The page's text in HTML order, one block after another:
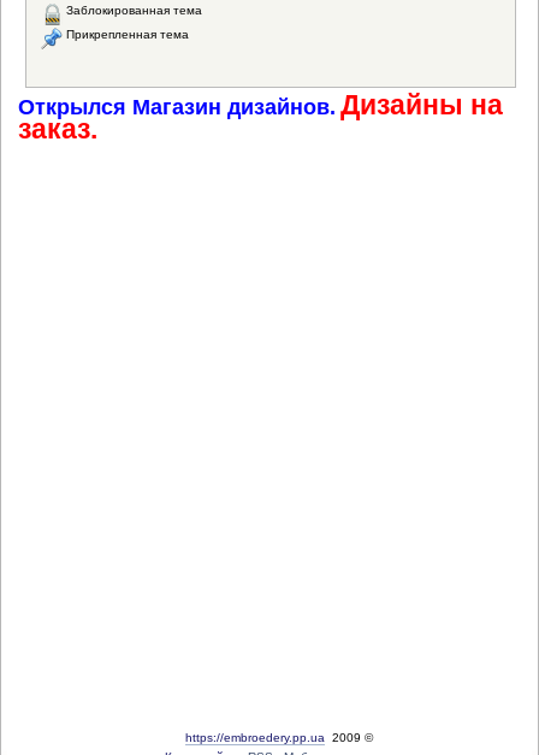
Заблокированная тема
Прикрепленная тема
Открылся Магазин дизайнов. Дизайны на
заказ.
https://embroedery.pp.ua 2009 ©